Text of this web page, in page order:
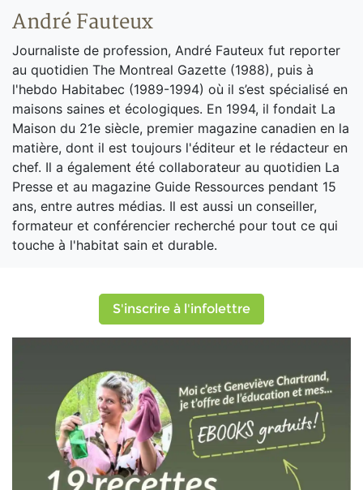
André Fauteux
Journaliste de profession, André Fauteux fut reporter
au quotidien The Montreal Gazette (1988), puis à
l'hebdo Habitabec (1989-1994) où il s’est spécialisé en
maisons saines et écologiques. En 1994, il fondait La
Maison du 21e siècle, premier magazine canadien en la
matière, dont il est toujours l'éditeur et le rédacteur en
chef. Il a également été collaborateur au quotidien La
Presse et au magazine Guide Ressources pendant 15
ans, entre autres médias. Il est aussi un conseiller,
formateur et conférencier recherché pour tout ce qui
touche à l'habitat sain et durable.
S'inscrire à l'infolettre